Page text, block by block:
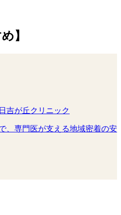
】
吉が丘クリニック
、専門医が支える地域密着の安